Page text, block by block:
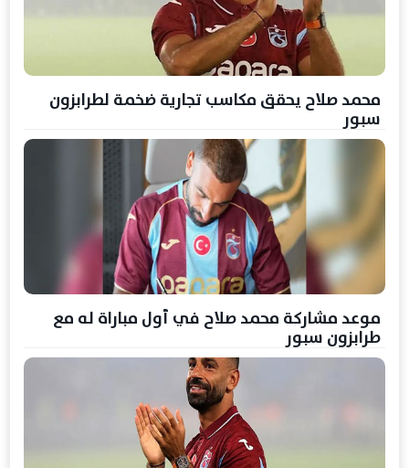
محمد صلاح يحقق مكاسب تجارية ضخمة لطرابزون
سبور
موعد مشاركة محمد صلاح في أول مباراة له مع
طرابزون سبور